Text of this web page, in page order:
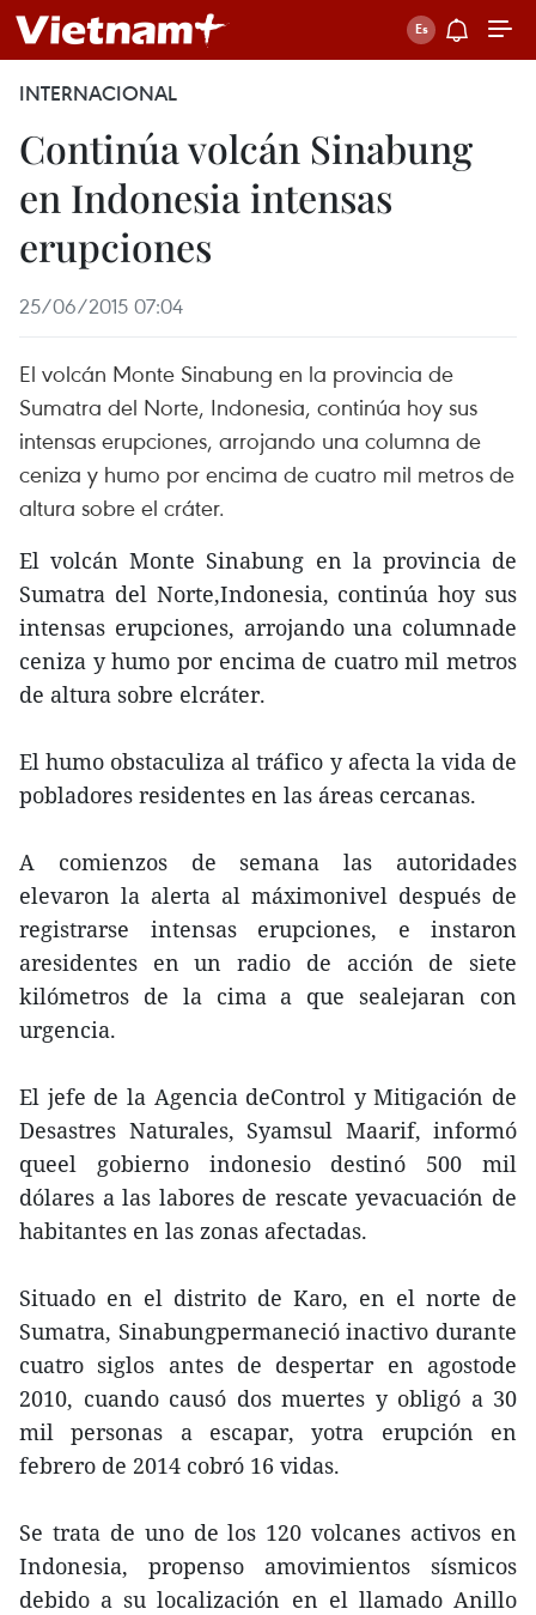
INTERNACIONAL
Continúa volcán Sinabung
en Indonesia intensas
erupciones
25/06/2015 07:04
El volcán Monte Sinabung en la provincia de
Sumatra del Norte, Indonesia, continúa hoy sus
intensas erupciones, arrojando una columna de
ceniza y humo por encima de cuatro mil metros de
altura sobre el cráter.
El volcán Monte Sinabung en la provincia de
Sumatra del Norte,Indonesia, continúa hoy sus
intensas erupciones, arrojando una columnade
ceniza y humo por encima de cuatro mil metros
de altura sobre elcráter.
El humo obstaculiza al tráfico y afecta la vida de
pobladores residentes en las áreas cercanas.
A comienzos de semana las autoridades
elevaron la alerta al máximonivel después de
registrarse intensas erupciones, e instaron
aresidentes en un radio de acción de siete
kilómetros de la cima a que sealejaran con
urgencia.
El jefe de la Agencia deControl y Mitigación de
Desastres Naturales, Syamsul Maarif, informó
queel gobierno indonesio destinó 500 mil
dólares a las labores de rescate yevacuación de
habitantes en las zonas afectadas.
Situado en el distrito de Karo, en el norte de
Sumatra, Sinabungpermaneció inactivo durante
cuatro siglos antes de despertar en agostode
2010, cuando causó dos muertes y obligó a 30
mil personas a escapar, yotra erupción en
febrero de 2014 cobró 16 vidas.
Se trata de uno de los 120 volcanes activos en
Indonesia, propenso amovimientos sísmicos
debido a su localización en el llamado Anillo